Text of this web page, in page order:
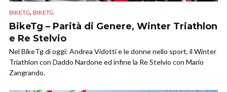
BIKETG, BIKETG
BikeTg – Parità di Genere, Winter Triathlon
e Re Stelvio
Nel BikeTg di oggi: Andrea Vidotti e le donne nello sport, il Winter
Triathlon con Daddo Nardone ed infine la Re Stelvio con Mario
Zangrando.